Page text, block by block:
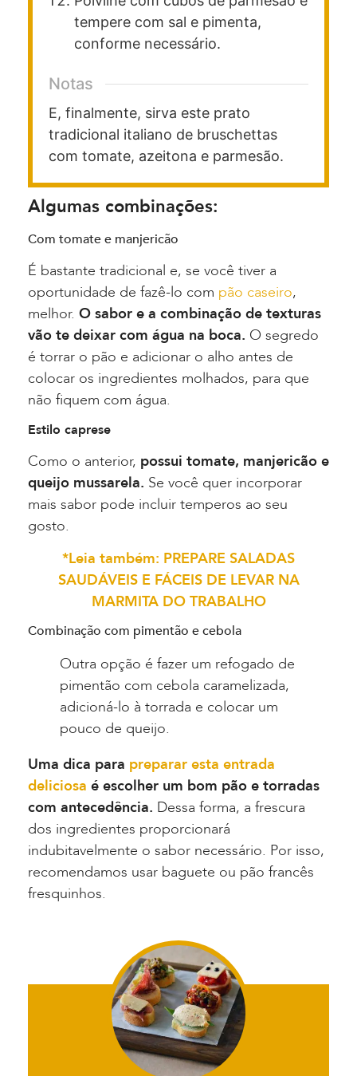
tempere com sal e pimenta,
conforme necessário.
Notas
E, finalmente, sirva este prato
tradicional italiano de bruschettas
com tomate, azeitona e parmesão.
Algumas combinações:
Com tomate e manjericão
É bastante tradicional e, se você tiver a
oportunidade de fazê-lo com pão caseiro,
melhor. O sabor e a combinação de texturas
vão te deixar com água na boca. O segredo
é torrar o pão e adicionar o alho antes de
colocar os ingredientes molhados, para que
não fiquem com água.
Estilo caprese
Como o anterior, possui tomate, manjericão e
queijo mussarela. Se você quer incorporar
mais sabor pode incluir temperos ao seu
gosto.
*Leia também: PREPARE SALADAS
SAUDÁVEIS E FÁCEIS DE LEVAR NA
MARMITA DO TRABALHO
Combinação com pimentão e cebola
Outra opção é fazer um refogado de
pimentão com cebola caramelizada,
adicioná-lo à torrada e colocar um
pouco de queijo.
Uma dica para preparar esta entrada
deliciosa é escolher um bom pão e torradas
com antecedência. Dessa forma, a frescura
dos ingredientes proporcionará
indubitavelmente o sabor necessário. Por isso,
recomendamos usar baguete ou pão francês
fresquinhos.